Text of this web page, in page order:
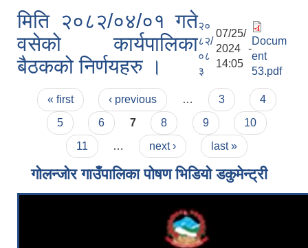
मिति २०८२/०४/०१ गते
वसेको कार्यपालिका
बैठकको निर्णयहरु ।
२०
८२/
०८
३
07/25/
2024 -
14:05
Docum
ent
53.pdf
Pages
« first ‹ previous … 3
4
5
6 7 8 9
10
11
… next › last »
गोलन्जोर गाउँपालिका पोषण भिडियो डकुमेन्ट्री